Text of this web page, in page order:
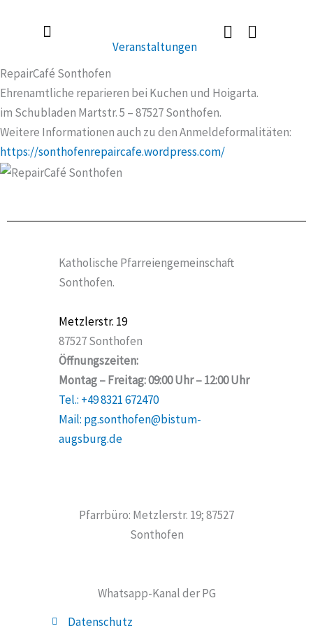
Veranstaltungen
RepairCafé Sonthofen
Ehrenamtliche reparieren bei Kuchen und Hoigarta.
im Schubladen Martstr. 5 – 87527 Sonthofen.
Weitere Informationen auch zu den Anmeldeformalitäten:
https://sonthofenrepaircafe.wordpress.com/
Katholische Pfarreiengemeinschaft
Sonthofen.
Metzlerstr. 19
87527 Sonthofen
Öffnungszeiten:
Montag – Freitag: 09:00 Uhr – 12:00 Uhr
Tel.: +49 8321 672470
Mail: pg.sonthofen@bistum-
augsburg.de
Datenschutz
Pfarrbüro: Metzlerstr. 19; 87527
Sonthofen
Whatsapp-Kanal der PG